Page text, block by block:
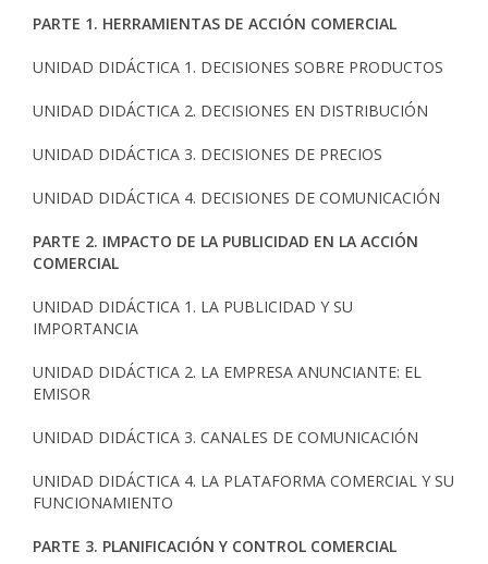
PARTE 1. HERRAMIENTAS DE ACCIÓN COMERCIAL
UNIDAD DIDÁCTICA 1. DECISIONES SOBRE PRODUCTOS
UNIDAD DIDÁCTICA 2. DECISIONES EN DISTRIBUCIÓN
UNIDAD DIDÁCTICA 3. DECISIONES DE PRECIOS
UNIDAD DIDÁCTICA 4. DECISIONES DE COMUNICACIÓN
PARTE 2. IMPACTO DE LA PUBLICIDAD EN LA ACCIÓN
COMERCIAL
UNIDAD DIDÁCTICA 1. LA PUBLICIDAD Y SU
IMPORTANCIA
UNIDAD DIDÁCTICA 2. LA EMPRESA ANUNCIANTE: EL
EMISOR
UNIDAD DIDÁCTICA 3. CANALES DE COMUNICACIÓN
UNIDAD DIDÁCTICA 4. LA PLATAFORMA COMERCIAL Y SU
FUNCIONAMIENTO
PARTE 3. PLANIFICACIÓN Y CONTROL COMERCIAL